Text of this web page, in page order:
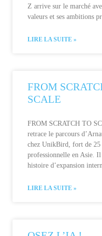
Z arrive sur le marché
valeurs et ses ambitions
LIRE LA SUITE »
FROM
SCALE
FROM SCRATCH TO
retrace le parcours
chez UnikBird, fort de 25
professionnelle en Asie.
histoire d’expansion
LIRE LA SUITE »